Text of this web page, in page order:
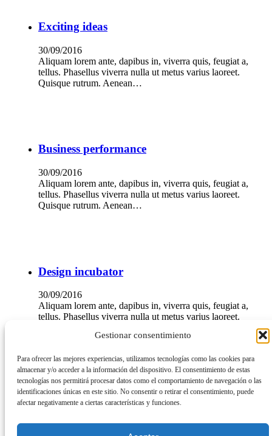
Gestionar consentimiento
Para ofrecer las mejores experiencias, utilizamos tecnologías como las cookies para
almacenar y/o acceder a la información del dispositivo. El consentimiento de estas
tecnologías nos permitirá procesar datos como el comportamiento de navegación o las
identificaciones únicas en este sitio. No consentir o retirar el consentimiento, puede
afectar negativamente a ciertas características y funciones.
Exciting ideas
30/09/2016
Aliquam lorem ante, dapibus in, viverra quis, feugiat a,
tellus. Phasellus viverra nulla ut metus varius laoreet.
Quisque rutrum. Aenean…
Business performance
30/09/2016
Aliquam lorem ante, dapibus in, viverra quis, feugiat a,
tellus. Phasellus viverra nulla ut metus varius laoreet.
Quisque rutrum. Aenean…
Design incubator
30/09/2016
Aliquam lorem ante, dapibus in, viverra quis, feugiat a,
tellus. Phasellus viverra nulla ut metus varius laoreet.
Increasing your competitive advantage by
aligning strategy with people.